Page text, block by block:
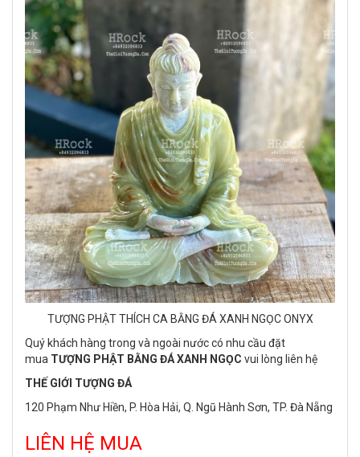
TƯỢNG PHẬT THÍCH CA BẰNG ĐÁ XANH NGỌC ONYX
Quý khách hàng trong và ngoài nước có nhu cầu đặt
mua TƯỢNG PHẬT BẰNG ĐÁ XANH NGỌC vui lòng liên hệ
THẾ GIỚI TƯỢNG ĐÁ
120 Phạm Như Hiền, P. Hòa Hải, Q. Ngũ Hành Sơn, TP. Đà Nẵng
LIÊN HỆ MUA